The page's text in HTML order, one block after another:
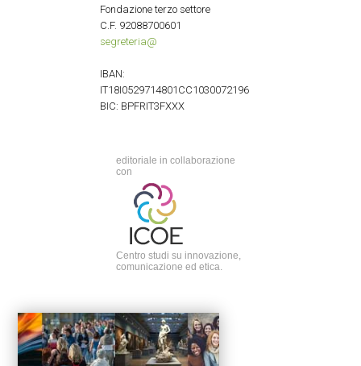
Fondazione terzo settore
C.F. 92088700601
segreteria@
IBAN:
IT18I0529714801CC1030072196
BIC: BPFRIT3FXXX
editoriale in collaborazione
con
Centro studi su innovazione,
comunicazione ed etica.